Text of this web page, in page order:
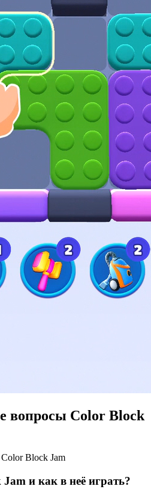
вопросы Color Block
Block Jam
и как в неё играть?